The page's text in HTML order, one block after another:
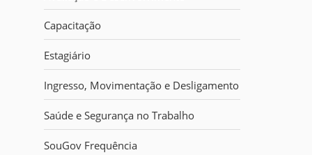
iCapacitação
Estagiário
Ingresso, Movimentação e Desligamento
Saúde e Segurança no Trabalho
SouGov Frequência